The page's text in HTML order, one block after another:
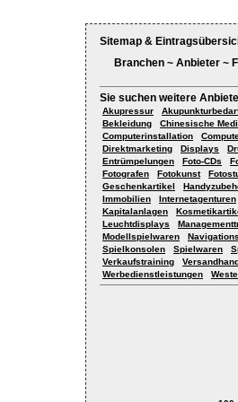
Sitemap &
Branchen ~ Anbieter ~
Sie suchen weitere
Akupressur
Bekleidung
Chinesische
Computerinstallation
Direktmarketing
Displays
Entrümpelungen
Foto-CDs
Fotografen
Fotokunst
Geschenkartikel
Immobilien
Internetagenturen
Kapitalanlagen
Leuchtdisplays
Modellspielwaren
Spielkonsolen
Spielwaren
Verkaufstraining
Werbedienstleistungen